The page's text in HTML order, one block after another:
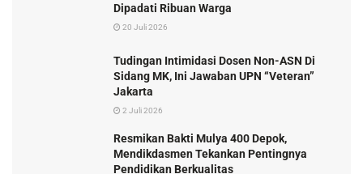
Dipadati Ribuan Warga
20 Juli 2026
Tudingan Intimidasi Dosen Non-ASN Di
Sidang MK, Ini Jawaban UPN “Veteran”
Jakarta
2 Juli 2026
Resmikan Bakti Mulya 400 Depok,
Mendikdasmen Tekankan Pentingnya
Pendidikan Berkualitas